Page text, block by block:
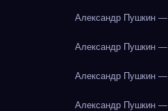
Александр Пушкин —
Александр Пушкин —
Александр Пушкин —
Александр Пушкин —